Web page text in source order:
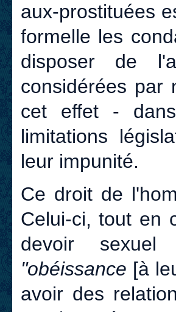
aux-prostituées
formelle les
disposer de
considérées par
cet effet -
limitations
leur impunité.
Ce droit de
Celui-ci, tout en
devoir sexuel
"obéissance [à
avoir des